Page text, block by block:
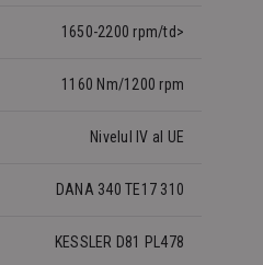
1650-2200 rpm/td>
1160 Nm/1200 rpm
Nivelul IV al UE
DANA 340 TE17 310
KESSLER D81 PL478